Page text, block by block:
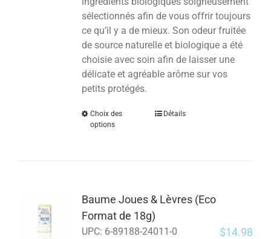
sélectionnés afin de vous offrir toujours
ce qu’il y a de mieux. Son odeur fruitée
de source naturelle et biologique a été
choisie avec soin afin de laisser une
délicate et agréable arôme sur vos
petits protégés.
Choix des
options
Détails
Baume Joues & Lèvres (Eco
Format de 18g)
UPC: 6-89188-24011-0 $14.98